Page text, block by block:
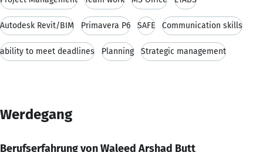
Autodesk Revit/BIM Primavera P6 SAFE Communication skills
ability to meet deadlines Planning Strategic management
Werdegang
Berufserfahrung von Waleed Arshad Butt